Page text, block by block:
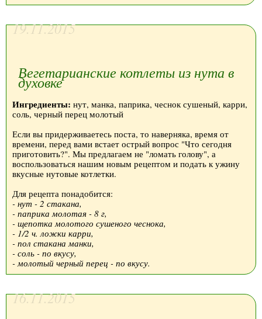
19.11.2015
Вегетарианские котлеты из нута в
духовке
Ингредиенты: нут, манка, паприка, чеснок сушеный, карри,
соль, черный перец молотый
Если вы придерживаетесь поста, то наверняка, время от
времени, перед вами встает острый вопрос "Что сегодня
приготовить?". Мы предлагаем не "ломать голову", а
воспользоваться нашим новым рецептом и подать к ужину
вкусные нутовые котлетки.
Для рецепта понадобится:
- нут - 2 стакана,
- паприка молотая - 8 г,
- щепотка молотого сушеного чеснока,
- 1/2 ч. ложки карри,
- пол стакана манки,
- соль - по вкусу,
- молотый черный перец - по вкусу.
16.11.2015